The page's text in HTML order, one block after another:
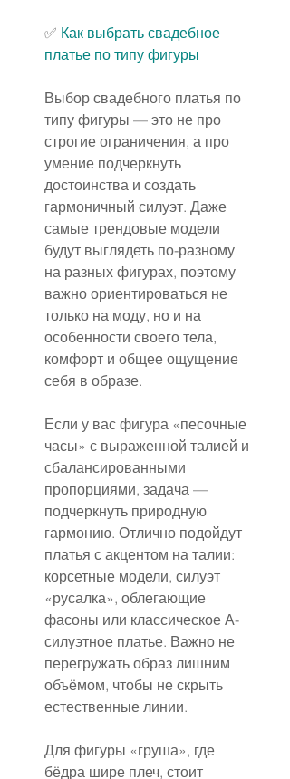
✅️ Как выбрать свадебное
платье по типу фигуры
Выбор свадебного платья по
типу фигуры — это не про
строгие ограничения, а про
умение подчеркнуть
достоинства и создать
гармоничный силуэт. Даже
самые трендовые модели
будут выглядеть по-разному
на разных фигурах, поэтому
важно ориентироваться не
только на моду, но и на
особенности своего тела,
комфорт и общее ощущение
себя в образе.
Если у вас фигура «песочные
часы» с выраженной талией и
сбалансированными
пропорциями, задача —
подчеркнуть природную
гармонию. Отлично подойдут
платья с акцентом на талии:
корсетные модели, силуэт
«русалка», облегающие
фасоны или классическое А-
силуэтное платье. Важно не
перегружать образ лишним
объёмом, чтобы не скрыть
естественные линии.
Для фигуры «груша», где
бёдра шире плеч, стоит